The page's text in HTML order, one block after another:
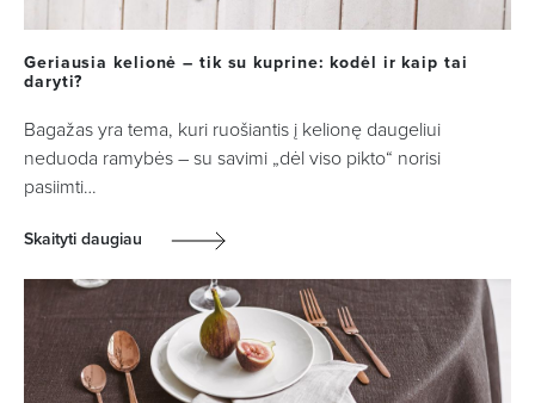
Geriausia kelionė – tik su kuprine: kodėl ir kaip tai
daryti?
Bagažas yra tema, kuri ruošiantis į kelionę daugeliui
neduoda ramybės – su savimi „dėl viso pikto“ norisi
pasiimti…
Skaityti daugiau